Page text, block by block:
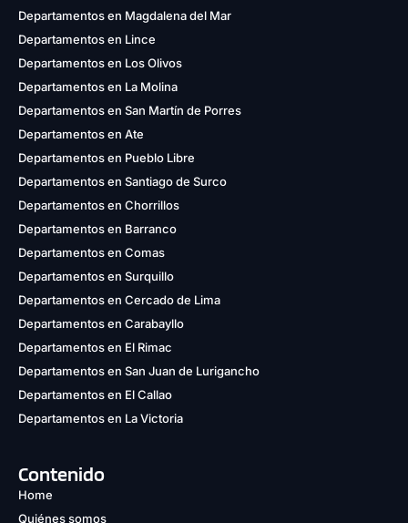
Departamentos en Magdalena del Mar
Departamentos en Lince
Departamentos en Los Olivos
Departamentos en La Molina
Departamentos en San Martín de Porres
Departamentos en Ate
Departamentos en Pueblo Libre
Departamentos en Santiago de Surco
Departamentos en Chorrillos
Departamentos en Barranco
Departamentos en Comas
Departamentos en Surquillo
Departamentos en Cercado de Lima
Departamentos en Carabayllo
Departamentos en El Rimac
Departamentos en San Juan de Lurigancho
Departamentos en El Callao
Departamentos en La Victoria
Contenido
Home
Quiénes somos